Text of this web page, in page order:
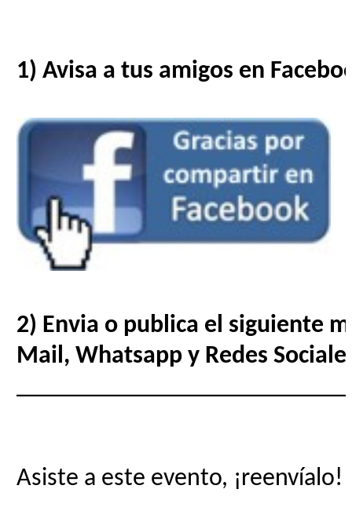
1) Avisa a tus amigos en
2) Envia o publica el siguiente
Mail, Whatsapp y Redes
Asiste a este evento, ¡reenvíalo!